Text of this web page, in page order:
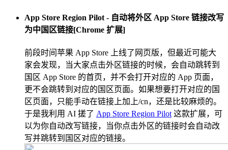
App Store Region Pilot - 自动将外区 App Store 链接改写
为中国区链接[Chrome 扩展]
前段时间苹果 App Store 上线了网页版，但最近可能大
家会发现，当大家点击外区链接的时候，会自动跳转到
国区 App Store 的首页，并不会打开对应的 App 页面，
更不会跳转到对应的国区页面。如果想要打开对应的国
区页面，只能手动在链接上加上/cn，还是比较麻烦的。
于是我利用 AI 搓了 App Store Region Pilot 这款扩展，可
以为你自动改写链接，当你点击外区的链接时会自动改
写并跳转到国区对应的链接。